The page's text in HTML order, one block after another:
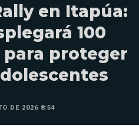
en Itapúa:
100
proteger
DE 2026 8:54